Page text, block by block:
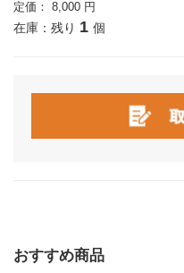
定価： 8,000 円
在庫：残り 1 個
おすすめ商品